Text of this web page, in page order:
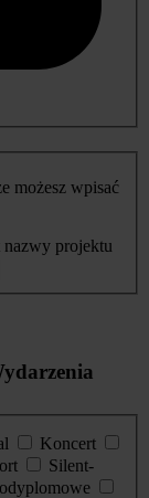
możesz wpisać
projektu
Koncert
Silent-